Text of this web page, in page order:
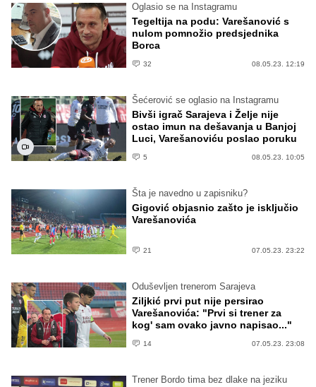
Oglasio se na Instagramu
Tegeltija na podu: Varešanović s
nulom pomnožio predsjednika
Borca
32 08.05.23. 12:19
Šećerović se oglasio na Instagramu
Bivši igrač Sarajeva i Želje nije
ostao imun na dešavanja u Banjoj
Luci, Varešanoviću poslao poruku
5 08.05.23. 10:05
Šta je navedno u zapisniku?
Gigović objasnio zašto je isključio
Varešanovića
21 07.05.23. 23:22
Oduševljen trenerom Sarajeva
Ziljkić prvi put nije persirao
Varešanovića: "Prvi si trener za
kog' sam ovako javno napisao..."
14 07.05.23. 23:08
Trener Bordo tima bez dlake na jeziku